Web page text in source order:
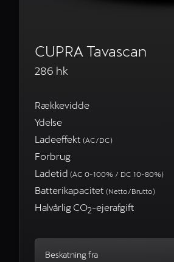
CUPRA Tavascan
286 hk
Rækkevidde
Ydelse
Ladeeffekt (AC/DC)
Forbrug
Ladetid (AC 0-100% / DC 10-80%)
Batterikapacitet (Netto/Brutto)
Halvårlig CO2-ejerafgift
Beskatning fra